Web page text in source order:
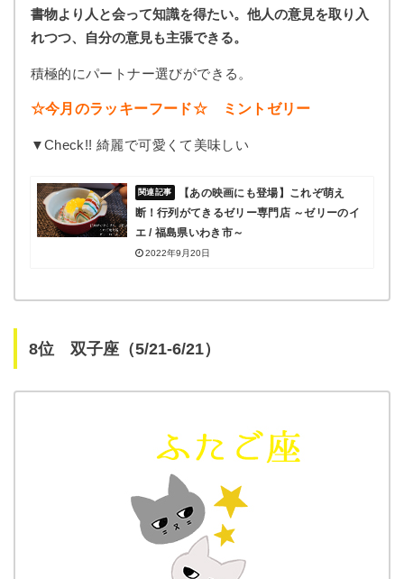
書物より人と会って知識を得たい。他人の意見を取り入
れつつ、自分の意見も主張できる。
積極的にパートナー選びができる。
☆今月のラッキーフード☆ ミントゼリー
▼Check!! 綺麗で可愛くて美味しい
【あの映画にも登場】これぞ萌え
断！行列がてきるゼリー専門店 ～ゼリーのイ
エ / 福島県いわき市～
2022年9月20日
8位 双子座（5/21-6/21）